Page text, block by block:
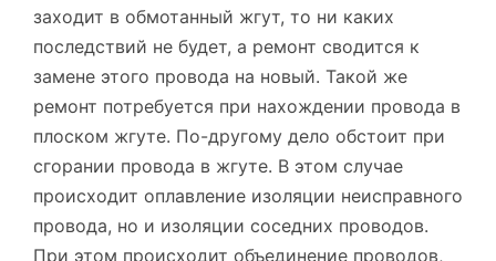
заходит в обмотанный жгут, то ни каких
последствий не будет, а ремонт сводится к
замене этого провода на новый. Такой же
ремонт потребуется при нахождении провода в
плоском жгуте. По-другому дело обстоит при
сгорании провода в жгуте. В этом случае
происходит оплавление изоляции неисправного
провода, но и изоляции соседних проводов.
При этом происходит объединение проводов,